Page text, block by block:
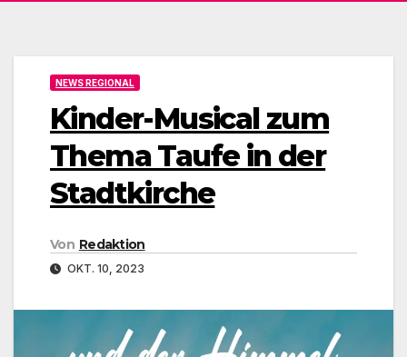
NEWS REGIONAL
Kinder-Musical zum
Thema Taufe in der
Stadtkirche
Von Redaktion
OKT. 10, 2023